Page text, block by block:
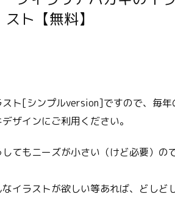
ト[シンプルversion]ですので、毎
ザインにご利用ください。
てもニーズが小さい（けど必要）の
イラストが欲しい等あれば、どしど